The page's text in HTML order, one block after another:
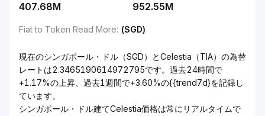
407.68M 952.55M
Fiat to Token Read More: (SGD)
現在のシンガポール・ドル（SGD）とCelestia（TIA）の為替
レートは2.3465190614972795です。過去24時間で
+1.17%の上昇、過去1週間で+3.60%の{{trend7d}を記録し
ています。
シンガポール・ドル建てCelestia価格は常にリアルタイムで